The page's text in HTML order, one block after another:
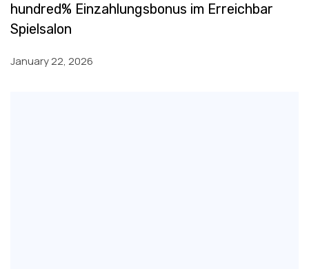
hundred% Einzahlungsbonus im Erreichbar
Spielsalon
January 22, 2026